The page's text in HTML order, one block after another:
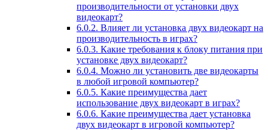
производительности от установки двух
видеокарт?
6.0.2. Влияет ли установка двух видеокарт на
производительность в играх?
6.0.3. Какие требования к блоку питания при
установке двух видеокарт?
6.0.4. Можно ли установить две видеокарты
в любой игровой компьютер?
6.0.5. Какие преимущества дает
использование двух видеокарт в играх?
6.0.6. Какие преимущества дает установка
двух видеокарт в игровой компьютер?